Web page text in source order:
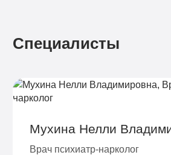
Специалисты
Мухина Нелли
Врач психиатр-нарколог